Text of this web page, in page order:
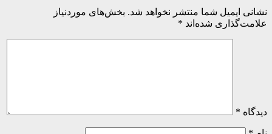
ایمیل شما منتشر نخواهد شد. بخش‌های موردنیاز
شده‌اند*
*